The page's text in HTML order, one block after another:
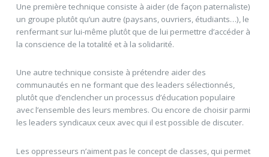
Une première technique consiste à aider (de façon paternaliste)
un groupe plutôt qu’un autre (paysans, ouvriers, étudiants…), le
renfermant sur lui-même plutôt que de lui permettre d’accéder à
la conscience de la totalité et à la solidarité.
Une autre technique consiste à prétendre aider des
communautés en ne formant que des leaders sélectionnés,
plutôt que d’enclencher un processus d’éducation populaire
avec l’ensemble des leurs membres. Ou encore de choisir parmi
les leaders syndicaux ceux avec qui il est possible de discuter.
Les oppresseurs n’aiment pas le concept de classes, qui permet